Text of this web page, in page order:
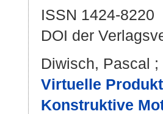
ISSN 1424-8220
DOI der
Diwisch, Pascal ;
Virtuelle
Konstruktive